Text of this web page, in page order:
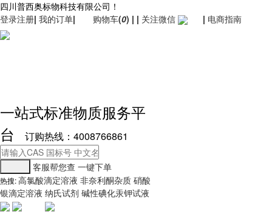
四川普西奥标物科技有限公司！
登录注册| 我的订单| 购物车(0) | | 关注微信 | 电商指南
一站式标准物质服务平
台
订购热线：4008766861
客服帮您查 一键下单
热搜:高氯酸滴定溶液 非奈利酮杂质 硝酸
银滴定溶液 纳氏试剂 碱性碘化汞钾试液